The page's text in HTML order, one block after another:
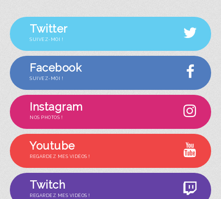
Twitter
SUIVEZ-MOI !
Facebook
SUIVEZ-MOI !
Instagram
NOS PHOTOS !
Youtube
REGARDEZ MES VIDÉOS !
Twitch
REGARDEZ MES VIDÉOS !